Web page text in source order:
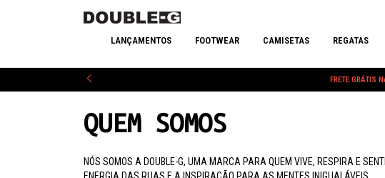
LANÇAMENTOS FOOTWEAR CAMISETAS REGATAS
FRETE GRÁTIS
QUEM SOMOS
NÓS SOMOS A DOUBLE-G, UMA MARCA PARA QUEM VIVE, RESPIRA E
ENERGIA DAS RUAS E A INSPIRAÇÃO PARA AS MENTES INIGUALÁVEIS.